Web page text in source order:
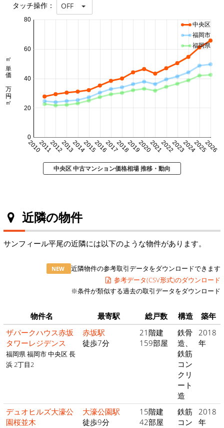
タッチ操作： OFF
20102011201220132014201520162017201820192020202120222023202420252026
0
20
40
60
80
㎡単価 万円/㎡
中央区
福岡市
福岡県
中央区 中古マンション価格相場 推移・動向
近隣の物件
サンフィール平尾の近隣には以下のような物件があります。
NEW
近隣物件の参考取引データをダウンロードできます
参考データ(CSV形式)のダウンロード
※条件が類似する過去の取引データをダウンロード
物件名 最寄駅 総戸数 構造
築年
ザパークハウス赤坂
タワーレジデンス
福岡県 福岡市 中央区 長
浜 2丁目2
赤坂駅
徒歩7分
21階建
159部屋
鉄骨
造、
鉄筋
コン
クリ
ート
造
2018
年
デュオヒルズ大濠公
園桜並木
大濠公園駅
徒歩9分
15階建
42部屋
鉄筋
コン
2018
年